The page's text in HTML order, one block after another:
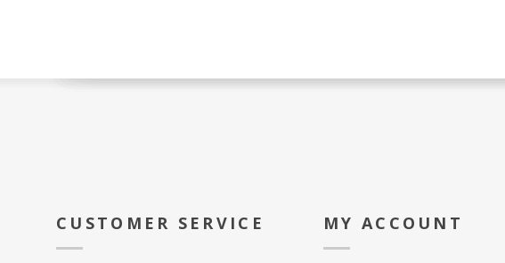
CUSTOMER SERVICE MY ACCOUNT